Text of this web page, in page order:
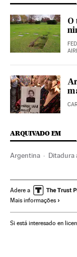
O
ARQUIVADO EM
Argentina Ditadura
América do Sul
Política
Adere a
Mais informações
Si está interesado en